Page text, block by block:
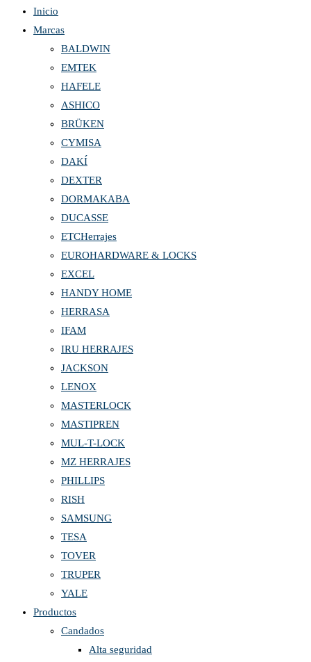
Inicio
Marcas
BALDWIN
EMTEK
HAFELE
ASHICO
BRÜKEN
CYMISA
DAKÍ
DEXTER
DORMAKABA
DUCASSE
ETCHerrajes
EUROHARDWARE & LOCKS
EXCEL
HANDY HOME
HERRASA
IFAM
IRU HERRAJES
JACKSON
LENOX
MASTERLOCK
MASTIPREN
MUL-T-LOCK
MZ HERRAJES
PHILLIPS
RISH
SAMSUNG
TESA
TOVER
TRUPER
YALE
Productos
Candados
Alta seguridad